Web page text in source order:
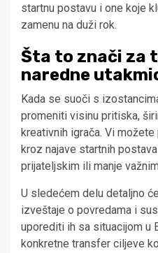
startnu postavu i one koje
zamenu na duži rok.
Šta to znači za
naredne
Kada se suoči s
promeniti visinu pritiska,
kreativnih igrača. Vi
kroz najave startnih
prijateljskim ili manje
U sledećem delu detaljno
izveštaje o povredama i
uporediti ih sa situacijom u
konkretne transfer ciljeve